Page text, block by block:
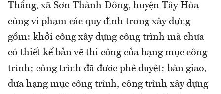
Thắng, xã Sơn Thành Đông, huyện Tây Hòa
cùng vi phạm các quy định trong xây dựng
gồm: khởi công xây dựng công trình mà chưa
có thiết kế bản vẽ thi công của hạng mục công
trình; công trình đã được phê duyệt; bàn giao,
đưa hạng mục công trình, công trình xây dựng